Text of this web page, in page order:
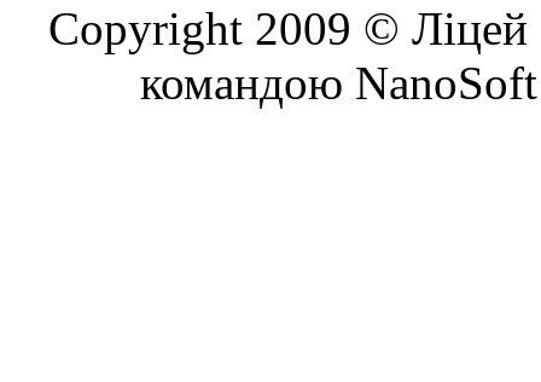
Copyright 2009 © Ліцей
командою